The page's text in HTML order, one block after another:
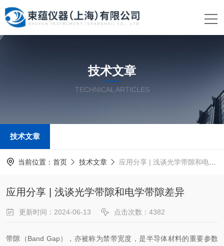
技术文章
TECHNICAL ARTICLES
技术文章
当前位置： 首页 技术文章 应用分享 | 浅谈光学带隙和电学带隙差异
应用分享 | 浅谈光学带隙和电学带隙差异
更新时间：2024-06-13 点击次数：4382
带隙（Band Gap），亦被称为禁带宽度，是半导体材料的重要参数